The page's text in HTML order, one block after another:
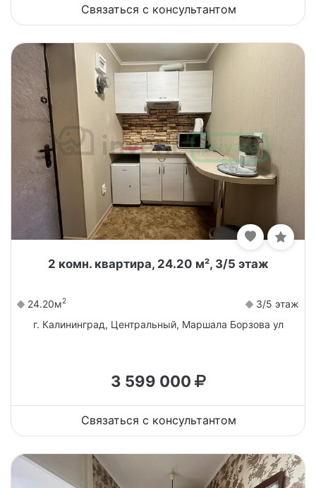
Связаться с консультантом
2 комн. квартира, 24.20 м², 3/5 этаж
24.20м2
3/5 этаж
г. Калининград, Центральный, Маршала Борзова ул
3 599 000
Связаться с консультантом